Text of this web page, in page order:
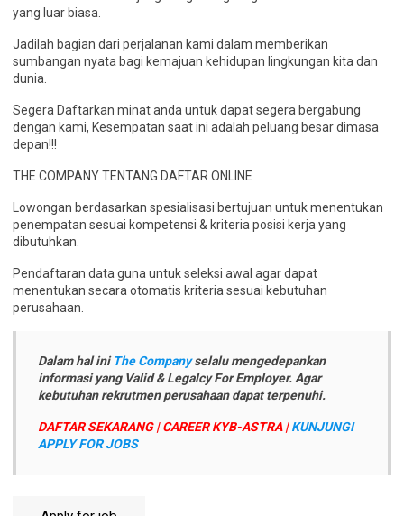
yang luar biasa.
Jadilah bagian dari perjalanan kami dalam memberikan
sumbangan nyata bagi kemajuan kehidupan lingkungan kita dan
dunia.
Segera Daftarkan minat anda untuk dapat segera bergabung
dengan kami, Kesempatan saat ini adalah peluang besar dimasa
depan!!!
THE COMPANY TENTANG DAFTAR ONLINE
Lowongan berdasarkan spesialisasi bertujuan untuk menentukan
penempatan sesuai kompetensi & kriteria posisi kerja yang
dibutuhkan.
Pendaftaran data guna untuk seleksi awal agar dapat
menentukan secara otomatis kriteria sesuai kebutuhan
perusahaan.
Dalam hal iniThe Companyselalu mengedepankan
informasi yang Valid & Legalcy For Employer. Agar
kebutuhan rekrutmen perusahaan dapat terpenuhi.
DAFTAR SEKARANG | CAREER KYB-ASTRA | KUNJUNGI
APPLY FOR JOBS